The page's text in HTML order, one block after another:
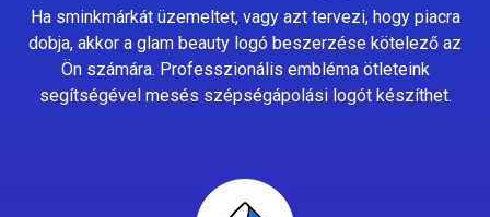
Ha sminkmárkát üzemeltet, vagy azt tervezi, hogy piacra
dobja, akkor a glam beauty logó beszerzése kötelező az
Ön számára. Professzionális embléma ötleteink
segítségével mesés szépségápolási logót készíthet.